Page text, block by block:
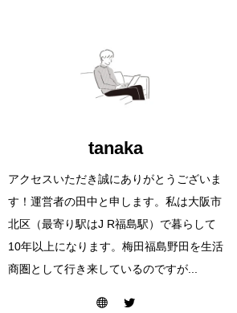
tanaka
アクセスいただき誠にありがとうございま
す！運営者の田中と申します。私は大阪市
北区（最寄り駅はJ R福島駅）で暮らして
10年以上になります。梅田福島野田を生活
商圏として行き来しているのですが...